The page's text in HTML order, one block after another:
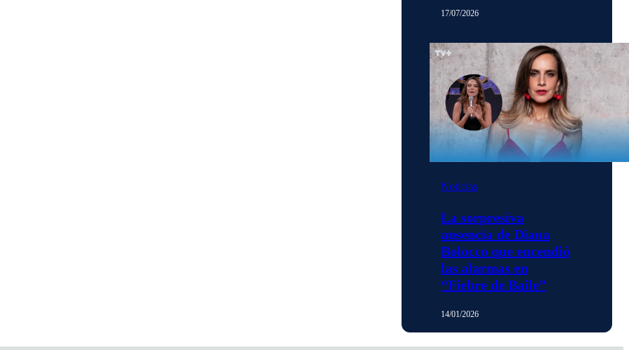
17/07/2026
Noticias
La sorpresiva
ausencia de Diana
Bolocco que encendió
las alarmas en
“Fiebre de Baile”
14/01/2026